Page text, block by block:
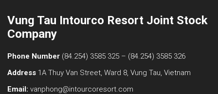
Vung Tau Intourco Resort Joint Stock
Company
Phone Number (84.254) 3585 325 – (84.254) 3585 326
Address 1A Thuy Van Street, Ward 8, Vung Tau, Vietnam
Email: vanphong@intourcoresort.com